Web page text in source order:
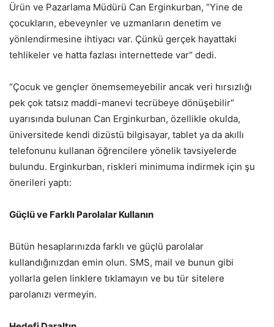
Ürün ve Pazarlama Müdürü Can Erginkurban, “Yine de
çocukların, ebeveynler ve uzmanların denetim ve
yönlendirmesine ihtiyacı var. Çünkü gerçek hayattaki
tehlikeler ve hatta fazlası internettede var“ dedi.
“Çocuk ve gençler önemsemeyebilir ancak veri hırsızlığı
pek çok tatsız maddi-manevi tecrübeye dönüşebilir“
uyarısında bulunan Can Erginkurban, özellikle okulda,
üniversitede kendi dizüstü bilgisayar, tablet ya da akıllı
telefonunu kullanan öğrencilere yönelik tavsiyelerde
bulundu. Erginkurban, riskleri minimuma indirmek için şu
önerileri yaptı:
Güçlü ve Farklı Parolalar Kullanın
Bütün hesaplarınızda farklı ve güçlü parolalar
kullandığınızdan emin olun. SMS, mail ve bunun gibi
yollarla gelen linklere tıklamayın ve bu tür sitelere
parolanızı vermeyin.